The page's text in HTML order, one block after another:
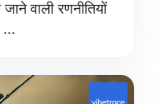
वाली रणनीतियों
...